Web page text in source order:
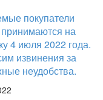
покупатели
на
4 июля 2022 года.
извинения за
неудобства.